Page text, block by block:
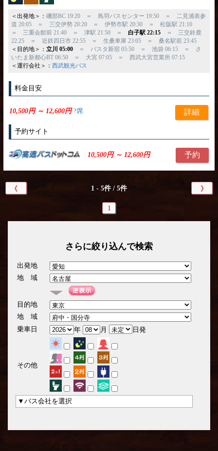
＜出発地＞： 磯部BC 19:20 ＝ 鳥羽バスセンター 19:50 ＝ 二見浦表参
道 20:05 ＝ 三交伊勢 20:20 ＝ 伊勢市駅 20:30 ＝ 松阪駅 21:10
＝ 三重会館前 21:40 ＝ 津駅 21:50 ＝ 白子駅 22:15＝ 三交鈴鹿
22:25 ＝ 近鉄四日市 22:55 ＝ 生桑車庫 23:05 ＝ 桑名駅前 23:45
＜目的地＞： 立川 05:00＝ バスタ新宿 05:50 ＝ 池袋 06:15 ＝ さ
いたま新都心BT 06:50 ＝ 大宮 07:05 ＝ 西武大宮営業所 07:15
＜運行会社＞： 西武観光バス
料金目安
10,500円 ～ 12,600円?席 詳細
予約サイト
10,500円 ～ 12,600円 予約
《 1 - 5件 / 5件 》
1
さらに絞り込んで検索
出発地
地 域
目的地
地 域
乗車日
年 月 日発
その他
▼バス会社を選択